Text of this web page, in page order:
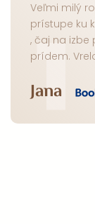
Veľmi milý
prístupe ku
, čaj na izbe
prídem.
Jana
1